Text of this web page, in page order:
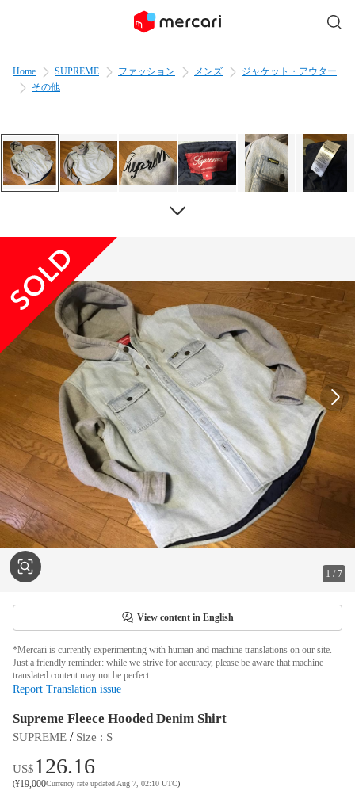
Home SUPREME ファッション メンズ
ジャケット・アウター
その他
1 /7
View content in English
*Mercari is currently experimenting with human and machine translations on our site.
Just a friendly reminder: while we strive for accuracy, please be aware that machine
translated content may not be perfect.
Report Translation issue
Supreme Fleece Hooded Denim Shirt
SUPREME / Size : S
US$126.16
(¥19,000Currency rate updated Aug 7, 02:10 UTC)